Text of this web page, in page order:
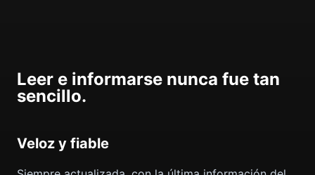
Leer e informarse nunca fue tan
sencillo.
Veloz y fiable